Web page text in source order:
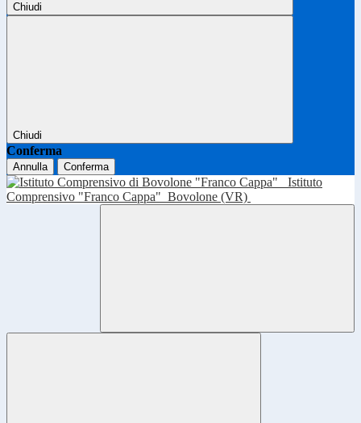
Chiudi
Chiudi
Conferma
Annulla Conferma
Istituto
Comprensivo "Franco Cappa" Bovolone (VR)